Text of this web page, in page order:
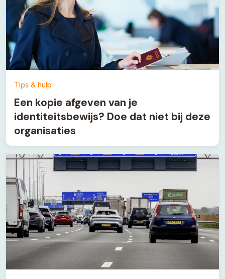
Tips & hulp
Een kopie afgeven van je
identiteitsbewijs? Doe dat niet bij deze
organisaties